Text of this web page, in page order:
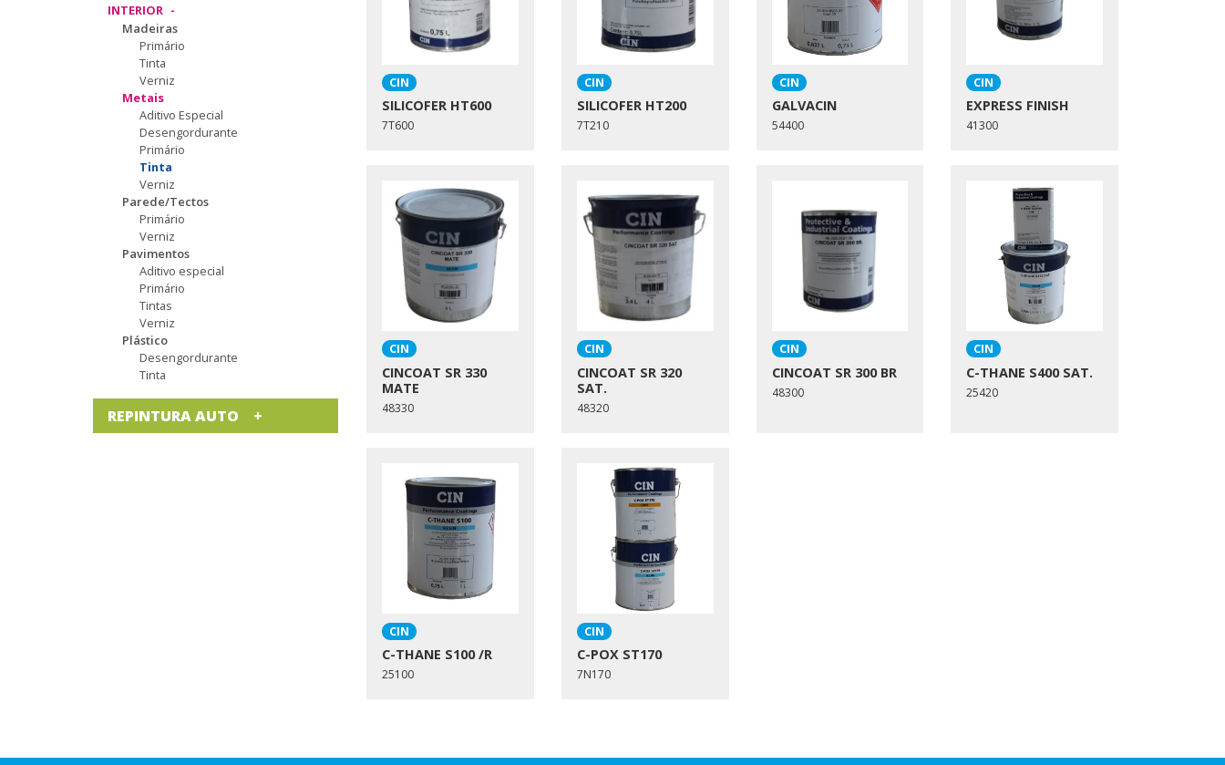
INTERIOR
Madeiras
Primário
Tinta
Verniz
Metais
Aditivo Especial
Desengordurante
Primário
Tinta
Verniz
Parede/Tectos
Primário
Verniz
Pavimentos
Aditivo especial
Primário
Tintas
Verniz
Plástico
Desengordurante
Tinta
REPINTURA AUTO
CIN
SILICOFER HT600
7T600
CIN
SILICOFER HT200
7T210
CIN
GALVACIN
54400
CIN
EXPRESS FINISH
41300
CIN
CINCOAT SR 330
MATE
48330
CIN
CINCOAT SR 320
SAT.
48320
CIN
CINCOAT SR 300 BR
48300
CIN
C-THANE S400 SAT.
25420
CIN
C-THANE S100 /R
25100
CIN
C-POX ST170
7N170